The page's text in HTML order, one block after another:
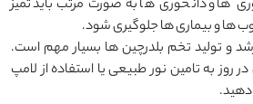
‌ها و دانخوری ‌ها به صورت مرتب باید تمیز
‌ها و بیماری ‌ها جلوگیری شود.
و تولید تخم بلدرچین ‌ها بسیار مهم است.
به تامین نور طبیعی یا استفاده از لامپ‌